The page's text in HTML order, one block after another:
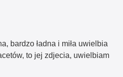
bardzo ładna i miła uwielbia
to jej zdjecia, uwielbiam